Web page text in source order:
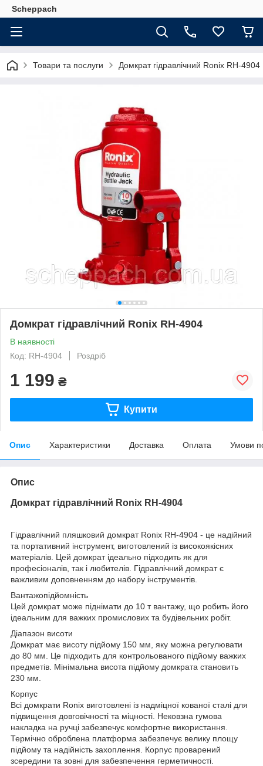
Scheppach
Товари та послуги Домкрат гідравлічний Ronix RH-4904
Домкрат гідравлічний Ronix RH-4904
В наявності
Код: RH-4904
Роздріб
1 199 ₴
Купити
Опис Характеристики Доставка Оплата Умови
Опис
Домкрат гідравлічний Ronix RH-4904
Гідравлічний пляшковий домкрат Ronix RH-4904 - це надійний
та портативний інструмент, виготовлений із високоякісних
матеріалів. Цей домкрат ідеально підходить як для
професіоналів, так і любителів. Гідравлічний домкрат є
важливим доповненням до набору інструментів.
Вантажопідйомність
Цей домкрат може піднімати до 10 т вантажу, що робить його
ідеальним для важких промислових та будівельних робіт.
Діапазон висоти
Домкрат має висоту підйому 150 мм, яку можна регулювати
до 80 мм. Це підходить для контрольованого підйому важких
предметів. Мінімальна висота підйому домкрата становить
230 мм.
Корпус
Всі домкрати Ronix виготовлені із надміцної кованої сталі для
підвищення довговічності та міцності. Нековзна гумова
накладка на ручці забезпечує комфортне використання.
Термічно оброблена платформа забезпечує велику площу
підйому та надійність захоплення. Корпус проварений
зсередини та зовні для забезпечення герметичності.